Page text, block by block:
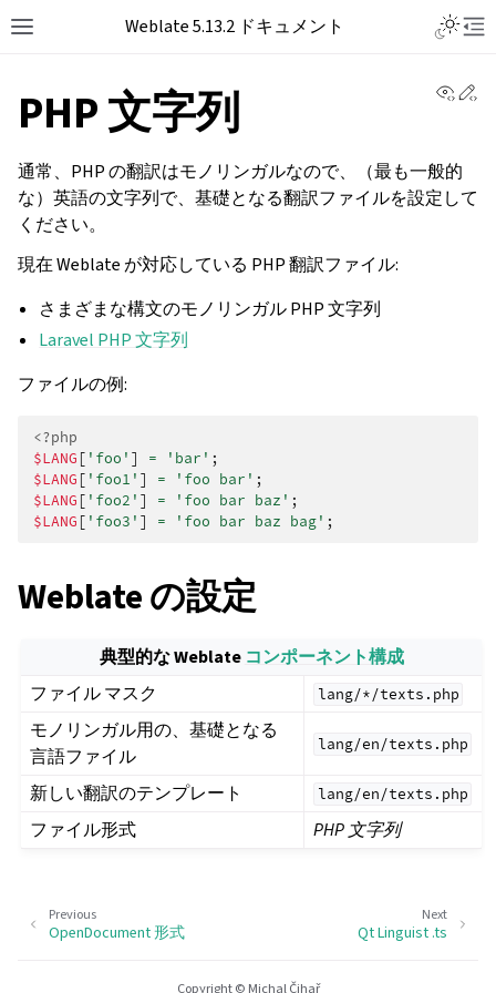
Toggle site navigation sidebar
Weblate 5.13.2 ドキュメント
PHP 文字列
通常、PHP の翻訳はモノリンガルなので、（最も一般的
な）英語の文字列で、基礎となる翻訳ファイルを設定して
ください。
現在 Weblate が対応している PHP 翻訳ファイル:
さまざまな構文のモノリンガル PHP 文字列
Laravel PHP 文字列
ファイルの例:
<?php
$LANG [ 'foo' ] = 'bar' ;
$LANG [ 'foo1' ] = 'foo bar' ;
$LANG [ 'foo2' ] = 'foo bar baz' ;
$LANG [ 'foo3' ] = 'foo bar baz bag' ;
Weblate の設定
典型的な Weblate コンポーネント構成
ファイル マスク
lang/*/texts.php
モノリンガル用の、基礎となる
言語ファイル
lang/en/texts.php
新しい翻訳のテンプレート lang/en/texts.php
ファイル形式 PHP 文字列
Next
Qt Linguist .ts
Previous
OpenDocument 形式
Copyright © Michal Čihař